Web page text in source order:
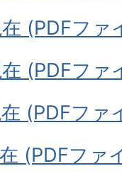
(PDFファ
(PDFファ
(PDFファ
(PDFファ